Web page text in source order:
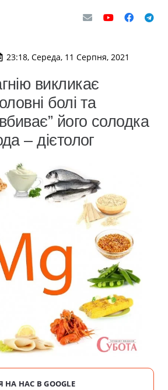
23:18, Середа, 11 Серпня, 2021
викликає
болі та
його солодка
– дієтолог
НАС В GOOGLE